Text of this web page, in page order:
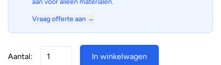
aan voor alleen materialen.
Vraag offerte aan →
Aantal: In winkelwagen